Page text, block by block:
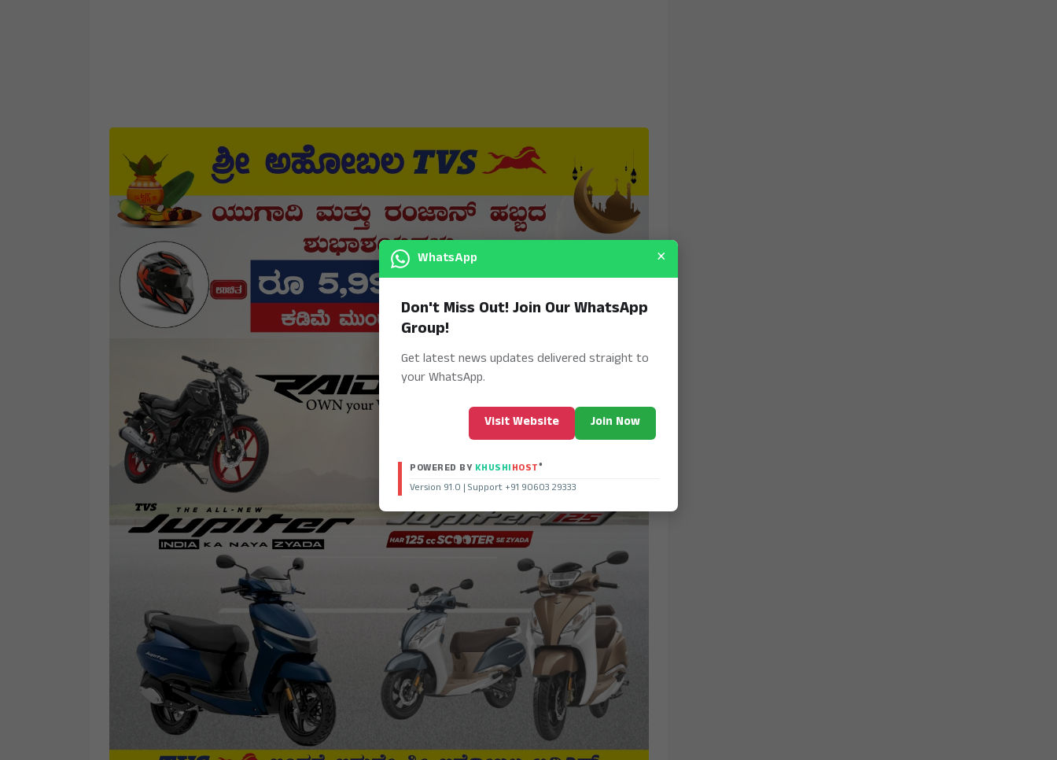
WhatsApp ×
Don't Miss Out! Join Our WhatsApp
Group!
Get latest news updates delivered straight to
your WhatsApp.
Visit Website Join Now
POWERED BY KHUSHIHOST®
Version 91.0 | Support +91 90603 29333